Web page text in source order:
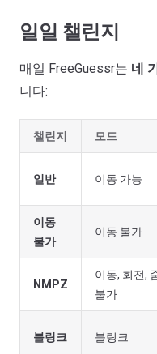
일일 챌린지
매일 FreeGuessr는 네
니다:
챌린지 모드
일반 이동 가능
이동
불가
이동 불가
NMPZ
이동, 회전,
불가
블링크 블링크